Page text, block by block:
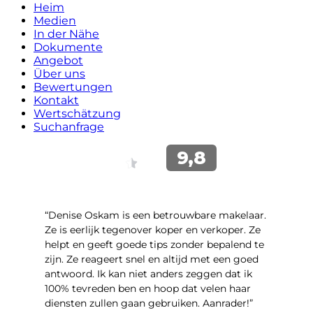
Heim
Medien
In der Nähe
Dokumente
Angebot
Über uns
Bewertungen
Kontakt
Wertschätzung
Suchanfrage
“Denise Oskam is een betrouwbare makelaar.
Ze is eerlijk tegenover koper en verkoper. Ze
helpt en geeft goede tips zonder bepalend te
zijn. Ze reageert snel en altijd met een goed
antwoord. Ik kan niet anders zeggen dat ik
100% tevreden ben en hoop dat velen haar
diensten zullen gaan gebruiken. Aanrader!”